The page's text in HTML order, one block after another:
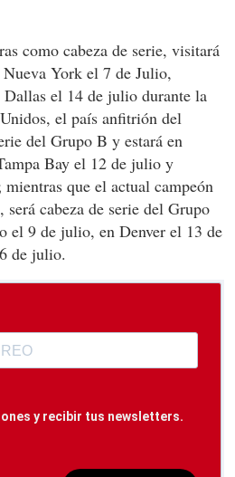
como cabeza de serie, visitará
York el 7 de Julio,
el 14 de julio durante la
el país anfitrión del
del Grupo B y estará en
Bay el 12 de julio y
que el actual campeón
cabeza de serie del Grupo
el 9 de julio, en Denver el 13 de
de julio.
y recibir tus newsletters.